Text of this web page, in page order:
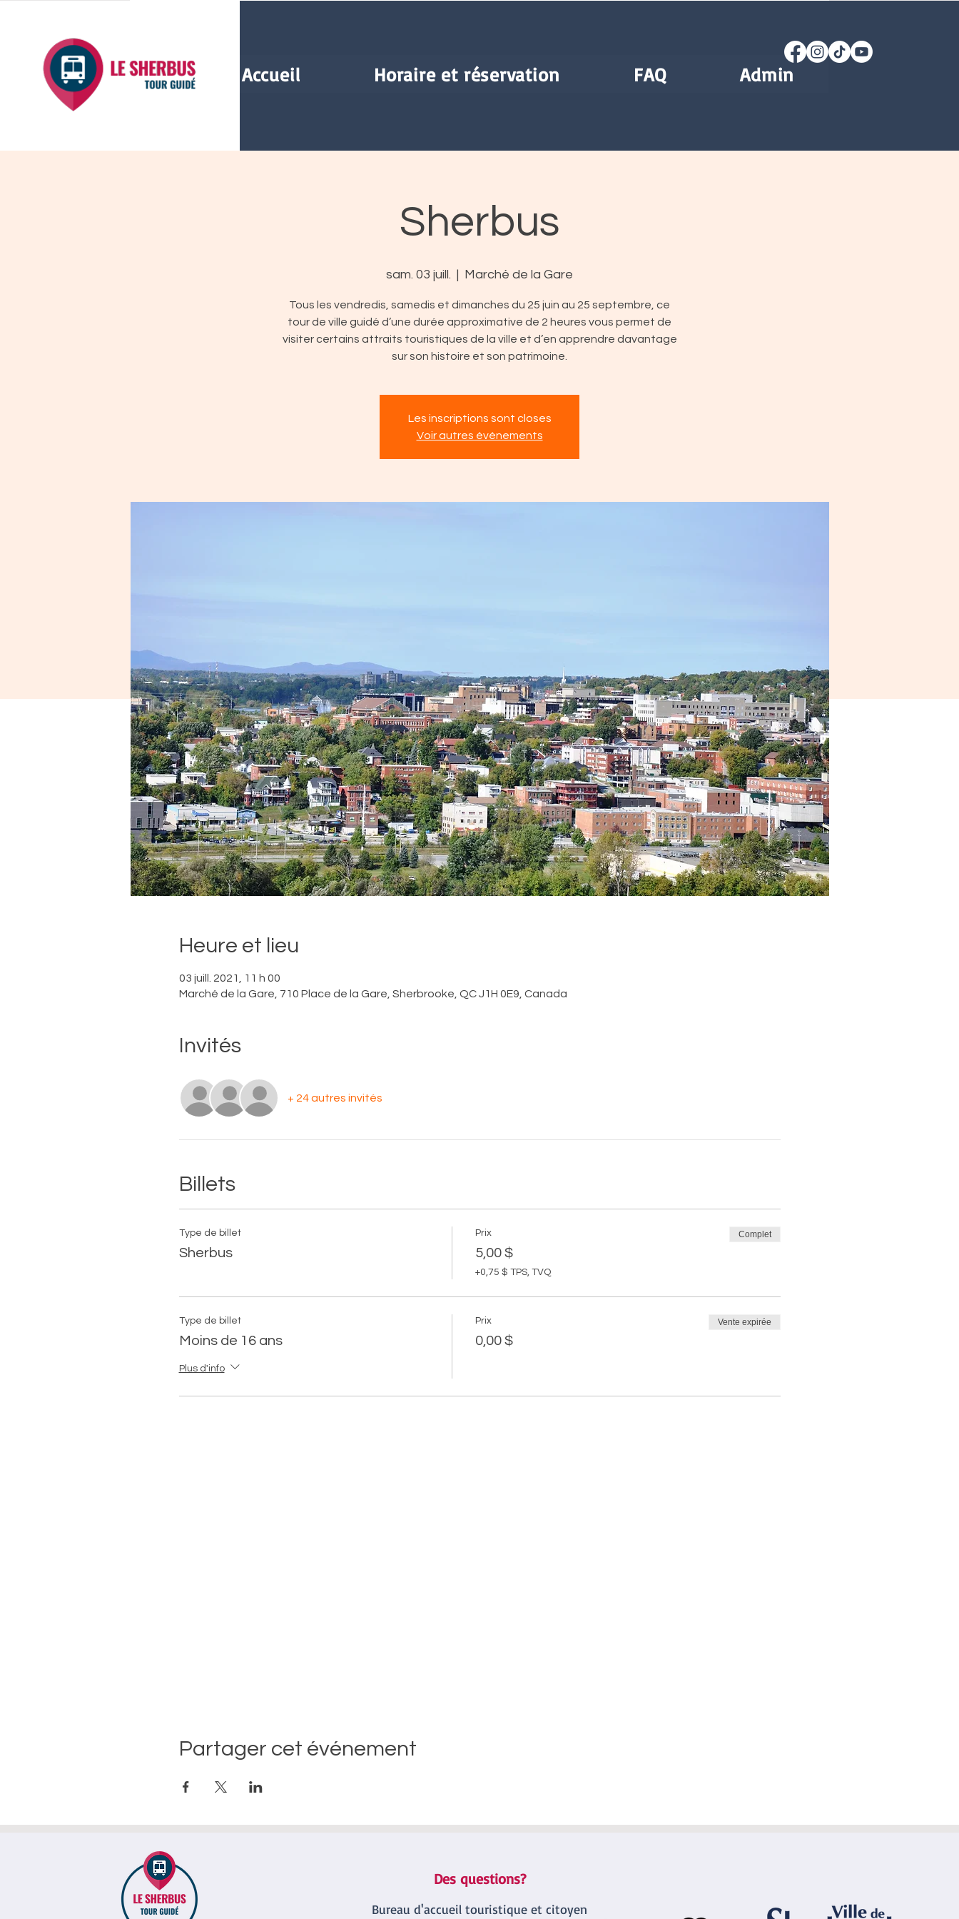
Accueil Horaire et réservation FAQ Admin
Sherbus
sam. 03 juill.
  |
Marché de la Gare
Tous les vendredis, samedis et dimanches du 25 juin au 25 septembre, ce
tour de ville guidé d’une durée approximative de 2 heures vous permet de
visiter certains attraits touristiques de la ville et d’en apprendre davantage
sur son histoire et son patrimoine.
Les inscriptions sont closes
Voir autres événements
Heure et lieu
03 juill. 2021, 11 h 00
Marché de la Gare, 710 Place de la Gare, Sherbrooke, QC J1H 0E9, Canada
Invités
+ 24 autres invités
Billets
Type de billet
Sherbus
Prix
5,00 $
+0,75 $ TPS, TVQ
Complet
Type de billet
Moins de 16 ans
Plus d'info
Prix
0,00 $
Vente expirée
Partager cet événement
Des questions?
Bureau d'accueil touristique et citoyen